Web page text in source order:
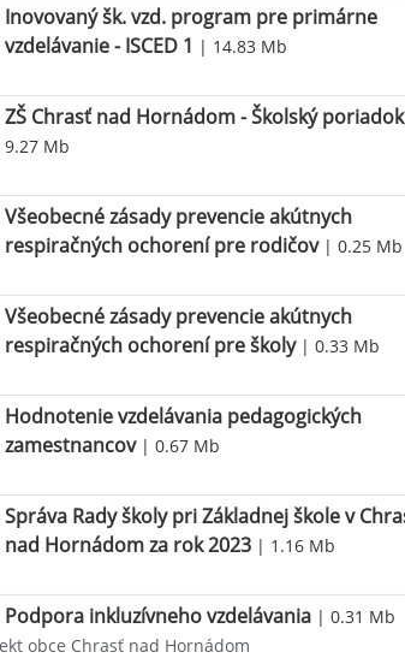
Inovovaný šk. vzd. program pre primárne
vzdelávanie - ISCED 1 | 14.83 Mb
ZŠ Chrasť nad Hornádom - Školský poriadok
9.27 Mb
Všeobecné zásady prevencie akútnych
respiračných ochorení pre rodičov| 0.25 Mb
Všeobecné zásady prevencie akútnych
respiračných ochorení pre školy| 0.33 Mb
Hodnotenie vzdelávania pedagogických
zamestnancov| 0.67 Mb
Správa Rady školy pri Základnej škole v
nad Hornádom za rok 2023 | 1.16 Mb
Podpora inkluzívneho vzdelávania | 0.31 Mb
obce Chrasť nad Hornádom